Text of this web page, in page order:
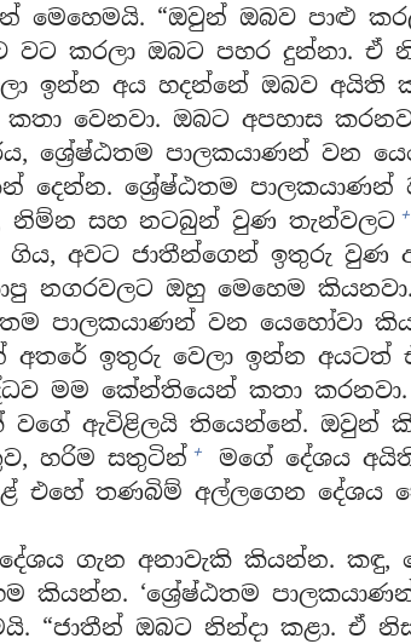
මෙහෙමයි. “ඔවුන් ඔබව පාළු
කරලා ඔබට පහර දුන්නා. ඒ
ඉන්න අය හදන්නේ ඔබව අයිති
වෙනවා. ඔබට අපහාස
ශ්‍රේෂ්ඨතම පාලකයාණන් වන
දෙන්න. ශ්‍රේෂ්ඨතම පාලකයාණන්
නිම්න සහ නටබුන් වුණ තැන්වලට +
ගිය, අවට ජාතීන්ගෙන් ඉතුරු වුණ
නගරවලට ඔහු මෙහෙම කියනවා.
පාලකයාණන් වන යෙහෝවා
අතරේ ඉතුරු වෙලා ඉන්න අයටත්
මම කේන්තියෙන් කතා කරනවා.
ඇවිළිලයි තියෙන්නේ. ඔවුන්
හරිම සතුටින් +
මගේ දේශය
එහේ තණබිම් අල්ලගෙන දේශය
දේශය ගැන අනාවැකි කියන්න. කඳු,
කියන්න. ‘ශ්‍රේෂ්ඨතම
“ජාතීන් ඔබට නින්දා කළා. ඒ